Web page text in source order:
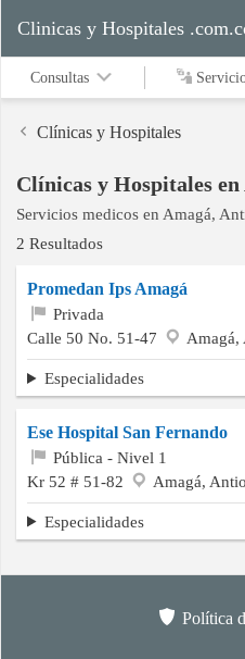
medicos
Ciudades
Buscar
Contacto
Clinicas y Hospitales
Consultas
Clínicas y Hospitales
Clínicas y Hospitales
Servicios medicos en Amagá,
2 Resultados
Promedan Ips Amagá
Privada
Calle 50 No. 51-47
Amagá,
Especialidades
Ese Hospital San Fernando
Pública - Nivel 1
Kr 52 # 51-82
Amagá,
Especialidades
Política